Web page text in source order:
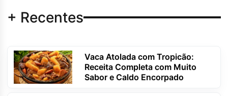
+ Recentes
Vaca Atolada com Tropicão:
Receita Completa com Muito
Sabor e Caldo Encorpado